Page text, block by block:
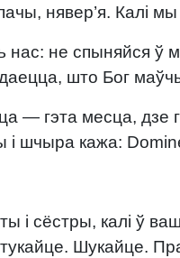
нявер’я. Калі
нас: не спыняйся ў
што Бог
— гэта месца, дзе
і шчыра кажа:
і сёстры, калі ў
Шукайце.